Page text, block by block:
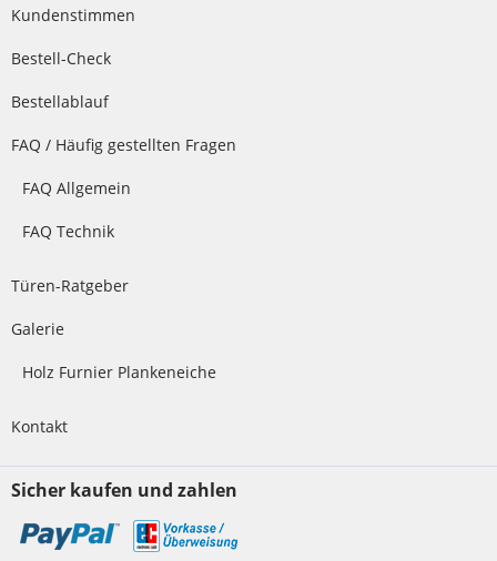
Kundenstimmen
Bestell-Check
Bestellablauf
FAQ / Häufig gestellten Fragen
FAQ Allgemein
FAQ Technik
Türen-Ratgeber
Galerie
Holz Furnier Plankeneiche
Kontakt
Sicher kaufen und zahlen